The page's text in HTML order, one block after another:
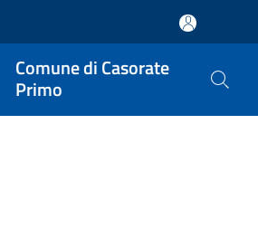
Comune di Casorate
Primo